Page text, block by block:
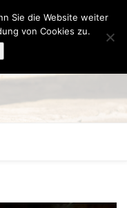
Sie die Website weiter
von Cookies zu.